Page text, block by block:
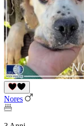
Nores